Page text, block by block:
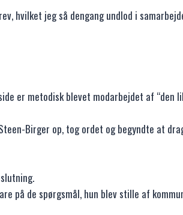
hvilket jeg så dengang undlod i
er metodisk blevet modarbejdet af “den
Birger op, tog ordet og begyndte at
på de spørgsmål, hun blev stille af